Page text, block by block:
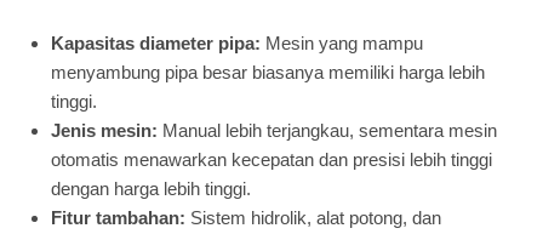
Kapasitas diameter pipa: Mesin yang mampu
menyambung pipa besar biasanya memiliki harga lebih
tinggi.
Jenis mesin: Manual lebih terjangkau, sementara mesin
otomatis menawarkan kecepatan dan presisi lebih tinggi
dengan harga lebih tinggi.
Fitur tambahan: Sistem hidrolik, alat potong, dan